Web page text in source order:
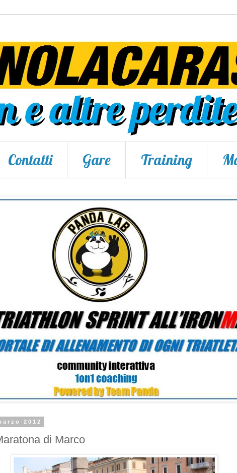
Contatti Gare Training
2012
di Marco